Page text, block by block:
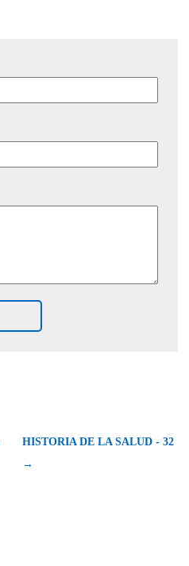
HISTORIA DE LA SALUD - 32
→